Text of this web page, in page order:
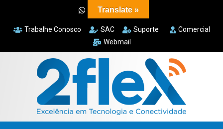
Trabalhe Conosco SAC Suporte
Comercial
Webmail
Translate »